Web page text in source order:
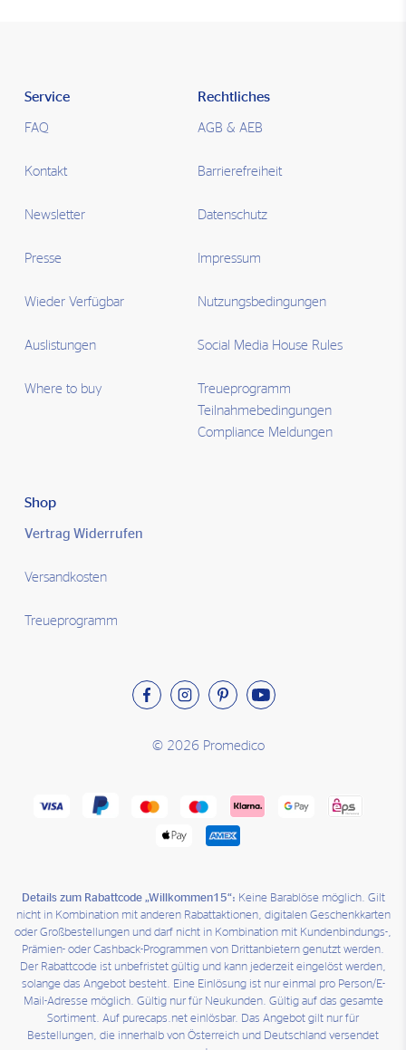
Service
FAQ
Kontakt
Newsletter
Presse
Wieder Verfügbar
Auslistungen
Where to buy
Rechtliches
AGB & AEB
Barrierefreiheit
Datenschutz
Impressum
Nutzungsbedingungen
Social Media House Rules
Treueprogramm
Teilnahmebedingungen
Compliance Meldungen
Shop
Vertrag Widerrufen
Versandkosten
Treueprogramm
© 2026 Promedico
Details zum Rabattcode „Willkommen15“: Keine Barablöse möglich. Gilt
nicht in Kombination mit anderen Rabattaktionen, digitalen Geschenkkarten
oder Großbestellungen und darf nicht in Kombination mit Kundenbindungs-,
Prämien- oder Cashback-Programmen von Drittanbietern genutzt werden.
Der Rabattcode ist unbefristet gültig und kann jederzeit eingelöst werden,
solange das Angebot besteht. Eine Einlösung ist nur einmal pro Person/E-
Mail-Adresse möglich. Gültig nur für Neukunden. Gültig auf das gesamte
Sortiment. Auf purecaps.net einlösbar. Das Angebot gilt nur für
Bestellungen, die innerhalb von Österreich und Deutschland versendet